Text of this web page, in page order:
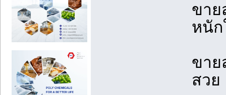
ขาย
หนัก
ขาย
สวย